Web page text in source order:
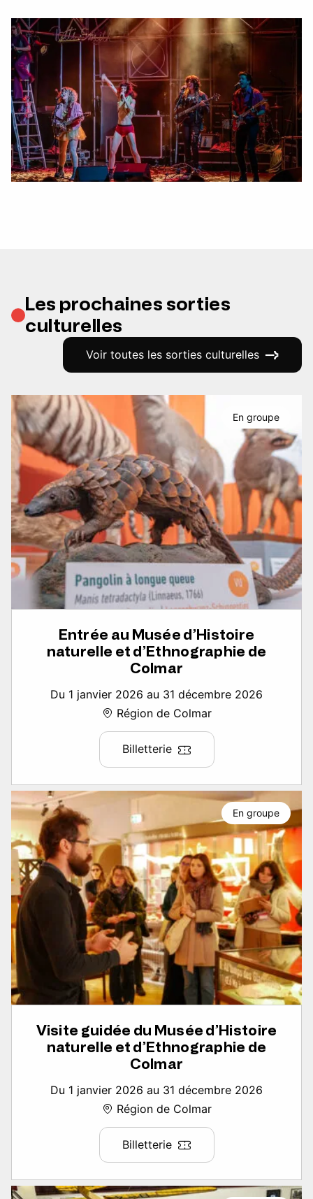
Les prochaines sorties
culturelles
Voir toutes les sorties culturelles
Entrée au Musée d’Histoire
naturelle et d’Ethnographie de
Colmar
Du 1 janvier 2026 au 31 décembre 2026
Région de Colmar
Billetterie
En groupe
Visite guidée du Musée d’Histoire
naturelle et d’Ethnographie de
Colmar
Du 1 janvier 2026 au 31 décembre 2026
Région de Colmar
Billetterie
En groupe